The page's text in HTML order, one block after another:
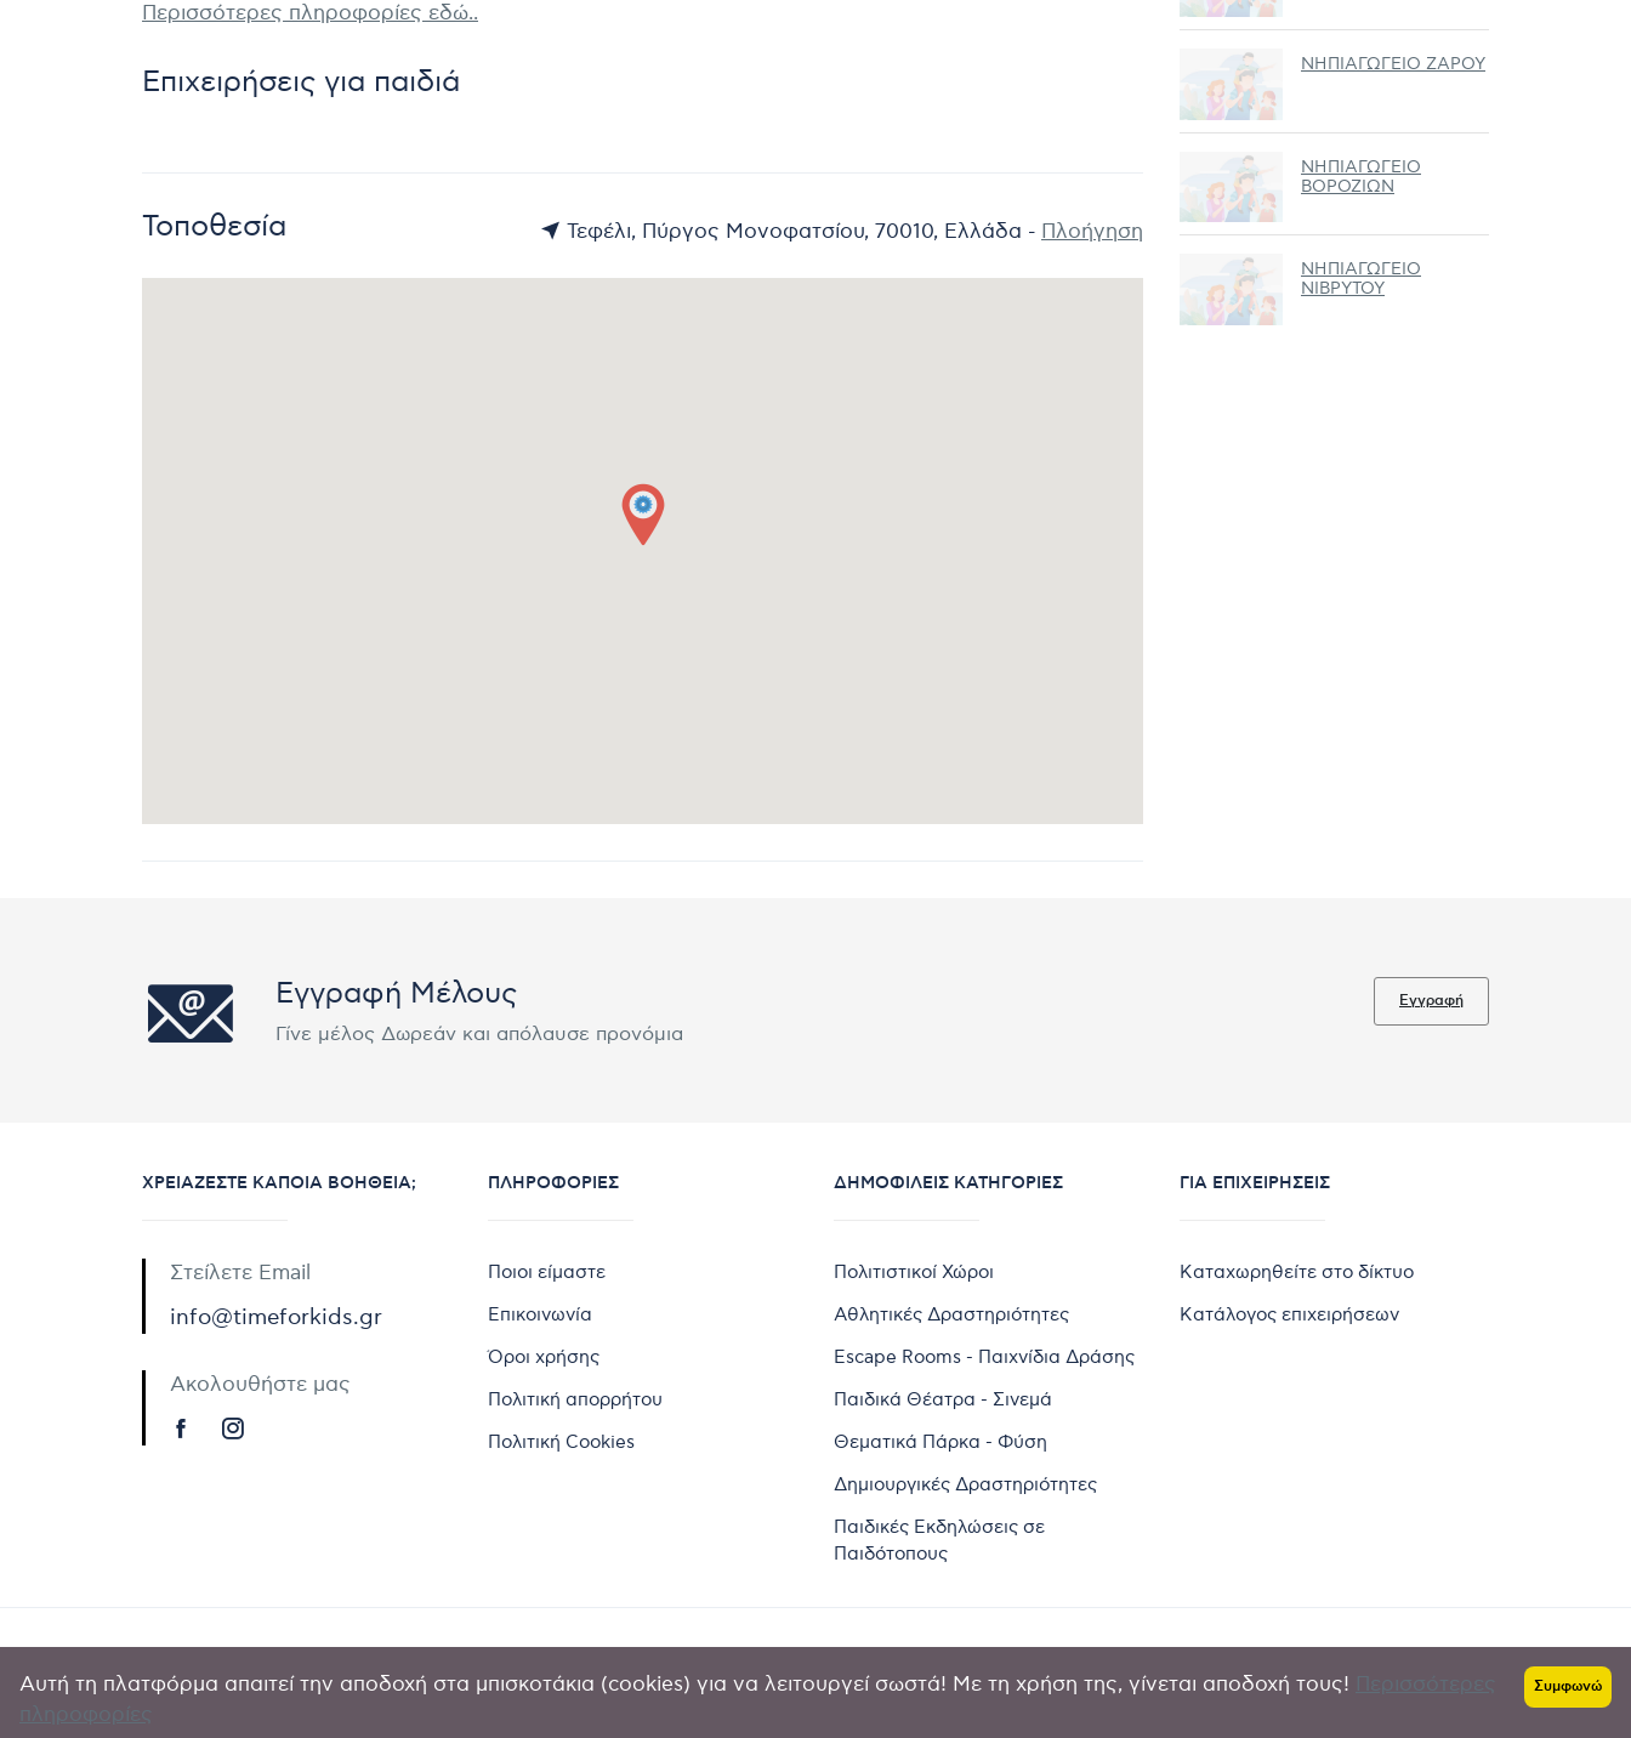
Περισσότερες πληροφορίες εδώ..
Επιχειρήσεις για παιδιά
Τοποθεσία Τεφέλι, Πύργος Μονοφατσίου, 70010, Ελλάδα - Πλοήγηση
ΝΗΠΙΑΓΩΓΕΙΟ ΖΑΡΟΥ
ΝΗΠΙΑΓΩΓΕΙΟ
ΒΟΡΟΖΙΩΝ
ΝΗΠΙΑΓΩΓΕΙΟ
ΝΙΒΡΥΤΟΥ
Εγγραφή Μέλους
Γίνε μέλος Δωρεάν και απόλαυσε προνόμια
Εγγραφή
ΧΡΕΙΆΖΕΣΤΕ ΚΆΠΟΙΑ ΒΟΉΘΕΙΑ;
Στείλετε Email
info@timeforkids.gr
Ακολουθήστε μας
ΠΛΗΡΟΦΟΡΊΕΣ
Ποιοι είμαστε
Επικοινωνία
Όροι χρήσης
Πολιτική απορρήτου
Πολιτική Cookies
ΔΗΜΟΦΙΛΕΊΣ ΚΑΤΗΓΟΡΊΕΣ
Πολιτιστικοί Χώροι
Αθλητικές Δραστηριότητες
Escape Rooms - Παιχνίδια Δράσης
Παιδικά Θέατρα - Σινεμά
Θεματικά Πάρκα - Φύση
Δημιουργικές Δραστηριότητες
Παιδικές Εκδηλώσεις σε
Παιδότοπους
ΓΙΑ ΕΠΙΧΕΙΡΉΣΕΙΣ
Καταχωρηθείτε στο δίκτυο
Κατάλογος επιχειρήσεων
Copyright © 2024 by Goldensites Πολιτική απορρήτου-
Αυτή τη πλατφόρμα απαιτεί την αποδοχή στα μπισκοτάκια (cookies) για να λειτουργεί σωστά! Με τη χρήση της, γίνεται αποδοχή τους! Συμφωνώ